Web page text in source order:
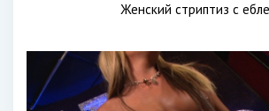
Женский стриптиз с